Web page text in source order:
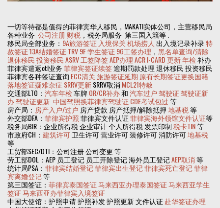
一切等待都是值得的菲律宾华人移民，MAKATI实体公司，主营移民局
各种业务 公司注册财税 ，税务局服务 第三国入籍等 .
移民局全部业务： 9A旅游签证 入境保关机场捞人 出入境记录补录特
赦签证13A结婚签证 TRV9F 学生签证 9G工签办理 ， 黑名单查询/清除
退休移民投资移民ASRV工签降签AEP办理ACR I-CARD 更新年检补办
菲律宾遣返otl业务菲律宾签证续签逾期罚款处理 退休移民 投资移民
菲律宾各种签证查询 ECC清关旅游签证延期 原有长期签证更换国籍
落地签证疑难杂症 SRRV更新SRRV取消 MCL21特赦
交通部LTO： 汽车年检车牌OR/CR补办和汽车过户驾驶证驾驶证新
办驾驶证更新 中国驾照换菲律宾驾驶证 CDE考试包过等
房产局： 房产入户/过户 房产贷款 房产抵押/解除抵押地基税等
外交部DFA： 菲律宾护照菲律宾文件认证菲律宾海外领馆文件认证等
税务局BIR：企业所得税 企业审计 个人所得税 发票印制税卡TIN等
市政府CH： 建筑许可卫生许可 营业许可 装修许可 消防许可地基税
等
工贸部SEC/DTI：公司注册 公司变更 等
劳工部DOL：AEP 员工登记 员工开除登记 海外员工登记AEP取消等
统计局PSA： 菲律宾结婚登记菲律宾出生登记菲律宾死亡登记菲律
宾离婚登记等
第三国签证： 菲律宾泰国签证马来西亚办理泰国签证马来西亚学生
签证马来西亚办菲律宾入境签证
中国大使馆：护照申请 护照补发 护照更新 文件认证 赴华签证办理